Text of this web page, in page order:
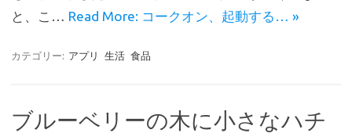
o
と、こ… Read More: コークオン、起動する… »
カテゴリー: アプリ 生活 食品
ブルーベリーの木に小さなハチ